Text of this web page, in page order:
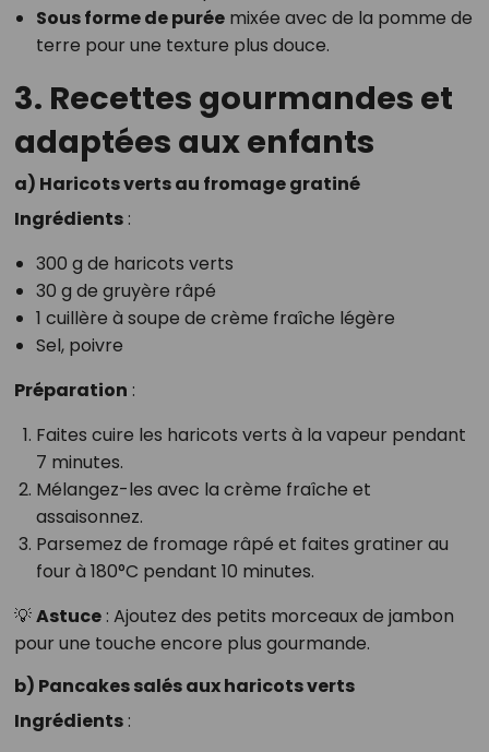
Sous forme de puréemixée avec de la pomme de
terre pour une texture plus douce.
3. Recettes gourmandes et
adaptées aux enfants
a) Haricots verts au fromage gratiné
Ingrédients:
300 g de haricots verts
30 g de gruyère râpé
1 cuillère à soupe de crème fraîche légère
Sel, poivre
Préparation :
Faites cuire les haricots verts à la vapeur pendant
7 minutes.
Mélangez-les avec la crème fraîche et
assaisonnez.
Parsemez de fromage râpé et faites gratiner au
four à 180°C pendant 10 minutes.
💡Astuce: Ajoutez des petits morceaux de jambon
pour une touche encore plus gourmande.
b) Pancakes salés aux haricots verts
Ingrédients: